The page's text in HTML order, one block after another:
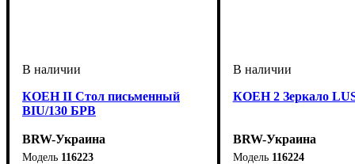
КОЕН II Стол письменный
BIU/130 БРВ
BRW-Украина
116223
КОЕН 2 Зеркало
BRW-Украина
116224